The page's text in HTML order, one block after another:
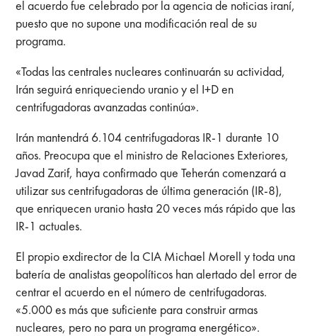
el acuerdo fue celebrado por la agencia de noticias iraní,
puesto que no supone una modificación real de su
programa.
«Todas las centrales nucleares continuarán su actividad,
Irán seguirá enriqueciendo uranio y el I+D en
centrifugadoras avanzadas continúa».
Irán mantendrá 6.104 centrifugadoras IR-1 durante 10
años. Preocupa que el ministro de Relaciones Exteriores,
Javad Zarif, haya confirmado que Teherán comenzará a
utilizar sus centrifugadoras de última generación (IR-8),
que enriquecen uranio hasta 20 veces más rápido que las
IR-1 actuales.
El propio exdirector de la CIA Michael Morell y toda una
batería de analistas geopolíticos han alertado del error de
centrar el acuerdo en el número de centrifugadoras.
«5.000 es más que suficiente para construir armas
nucleares, pero no para un programa energético».